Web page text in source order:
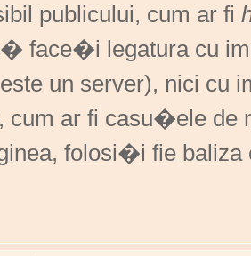
publicului, cum ar fi
face�i legatura cu
un server), nici cu
cum ar fi casu�ele de
folosi�i fie baliza